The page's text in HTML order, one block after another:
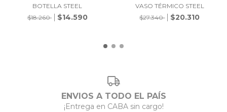
BOTELLA STEEL
$18.260
$14.590
VASO TÉRMICO STEEL
$27.340
$20.310
ENVIOS A TODO EL PAÍS
¡Entrega en CABA sin cargo!